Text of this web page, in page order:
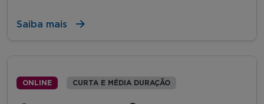
Saiba mais
ONLINE CURTA E MÉDIA DURAÇÃO